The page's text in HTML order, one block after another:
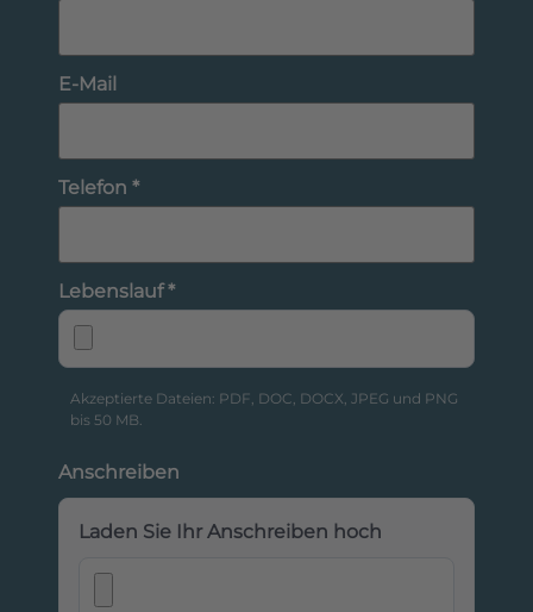
E-Mail
Telefon *
Lebenslauf *
Akzeptierte Dateien: PDF, DOC, DOCX, JPEG und PNG
bis 50 MB.
Anschreiben
Laden Sie Ihr Anschreiben hoch